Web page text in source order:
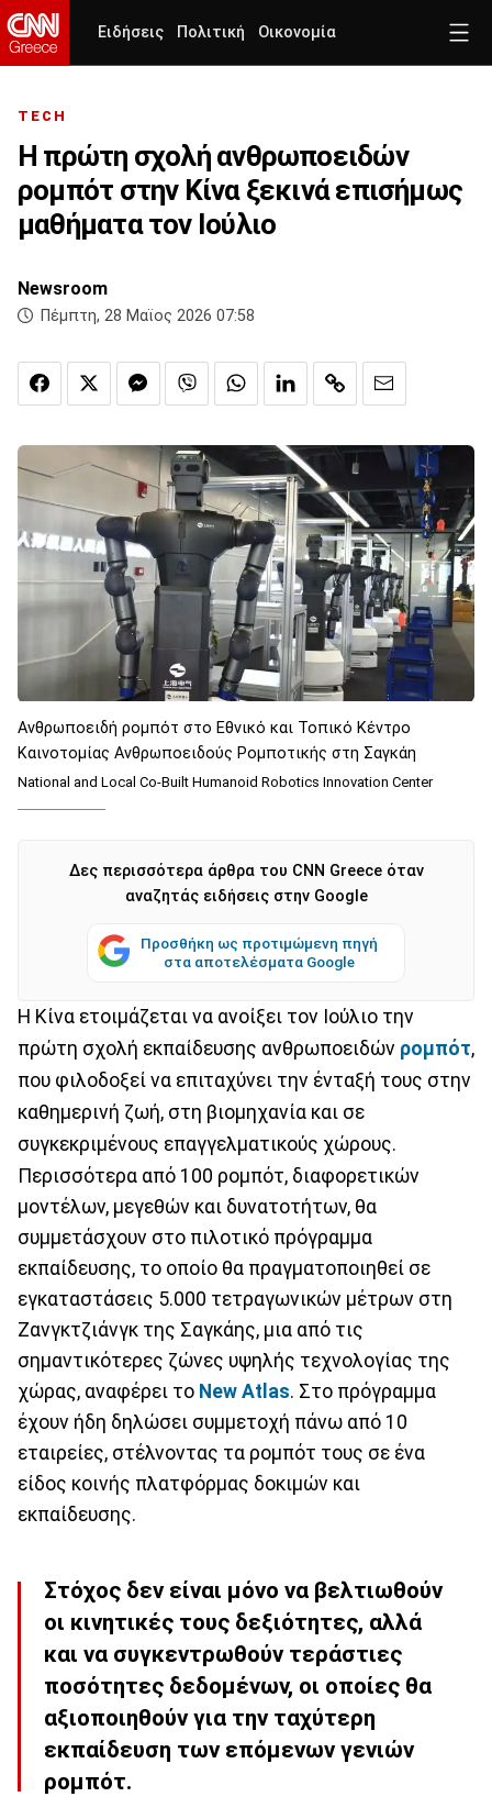
Ειδήσεις Πολιτική Οικονομία
TECH
Η πρώτη σχολή ανθρωποειδών
ρομπότ στην Κίνα ξεκινά επισήμως
μαθήματα τον Ιούλιο
Newsroom
Πέμπτη, 28 Μαϊος 2026 07:58
Ανθρωποειδή ρομπότ στο Εθνικό και Τοπικό Κέντρο
Καινοτομίας Ανθρωποειδούς Ρομποτικής στη Σαγκάη
National and Local Co-Built Humanoid Robotics Innovation Center
Δες περισσότερα άρθρα του CNN Greece όταν
αναζητάς ειδήσεις στην Google
Προσθήκη ως προτιμώμενη πηγή
στα αποτελέσματα Google
Η Κίνα ετοιμάζεται να ανοίξει τον Ιούλιο την
πρώτη σχολή εκπαίδευσης ανθρωποειδών ρομπότ,
που φιλοδοξεί να επιταχύνει την ένταξή τους στην
καθημερινή ζωή, στη βιομηχανία και σε
συγκεκριμένους επαγγελματικούς χώρους.
Περισσότερα από 100 ρομπότ, διαφορετικών
μοντέλων, μεγεθών και δυνατοτήτων, θα
συμμετάσχουν στο πιλοτικό πρόγραμμα
εκπαίδευσης, το οποίο θα πραγματοποιηθεί σε
εγκαταστάσεις 5.000 τετραγωνικών μέτρων στη
Ζανγκτζιάνγκ της Σαγκάης, μια από τις
σημαντικότερες ζώνες υψηλής τεχνολογίας της
χώρας, αναφέρει το New Atlas. Στο πρόγραμμα
έχουν ήδη δηλώσει συμμετοχή πάνω από 10
εταιρείες, στέλνοντας τα ρομπότ τους σε ένα
είδος κοινής πλατφόρμας δοκιμών και
εκπαίδευσης.
Στόχος δεν είναι μόνο να βελτιωθούν
οι κινητικές τους δεξιότητες, αλλά
και να συγκεντρωθούν τεράστιες
ποσότητες δεδομένων, οι οποίες θα
αξιοποιηθούν για την ταχύτερη
εκπαίδευση των επόμενων γενιών
ρομπότ.